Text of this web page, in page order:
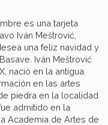
es una tarjeta
Iván Meštrović,
una feliz navidad y
Iván Meštrović
nació en la antigua
en las artes
piedra en la localidad
admitido en la
Academia de Artes de